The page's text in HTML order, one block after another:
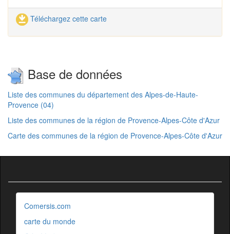
Téléchargez cette carte
Base de données
Liste des communes du département des Alpes-de-Haute-
Provence (04)
Liste des communes de la région de Provence-Alpes-Côte d'Azur
Carte des communes de la région de Provence-Alpes-Côte d'Azur
Comersis.com
carte du monde